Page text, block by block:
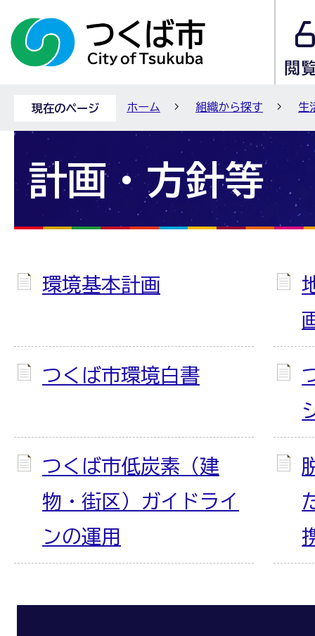
現在のページ ホーム 組織から探す 生
計画・方針等
環境基本計画
つくば市環境白書
つくば市低炭素（建
物・街区）ガイドライ
ンの運用